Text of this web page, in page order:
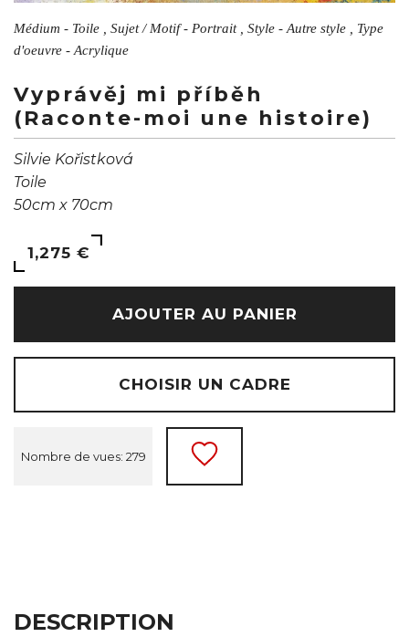
Médium - Toile , Sujet / Motif - Portrait , Style - Autre style , Type
d'oeuvre - Acrylique
Vyprávěj mi příběh
(Raconte-moi une histoire)
Silvie Kořistková
Toile
50cm x 70cm
1,275 €
AJOUTER AU PANIER
CHOISIR UN CADRE
Nombre de vues: 279
DESCRIPTION